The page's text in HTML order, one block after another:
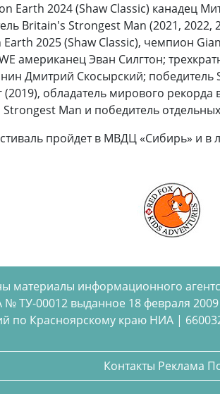
Earth 2024 (Shaw Classic) канадец
Britain's Strongest Man (2021,
2025 (Shaw Classic), чемпион
американец Эван Силгтон;
Дмитрий Скосырский;
обладатель мирового
Man и победитель
пройдет в МВДЦ «Сибирь» и в
материалы информационного
ТУ-00012 выданное 18 февраля
по Красноярскому краю НИА |
Контакты Реклама